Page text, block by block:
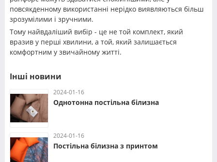
повсякденному використанні нерідко виявляються більш
зрозумілими і зручними.
Тому найвдаліший вибір - це не той комплект, який
вразив у перші хвилини, а той, який залишається
комфортним у звичайному житті.
Інші новини
2024-01-16
Однотонна постільна білизна
2024-01-16
Постільна білизна з принтом